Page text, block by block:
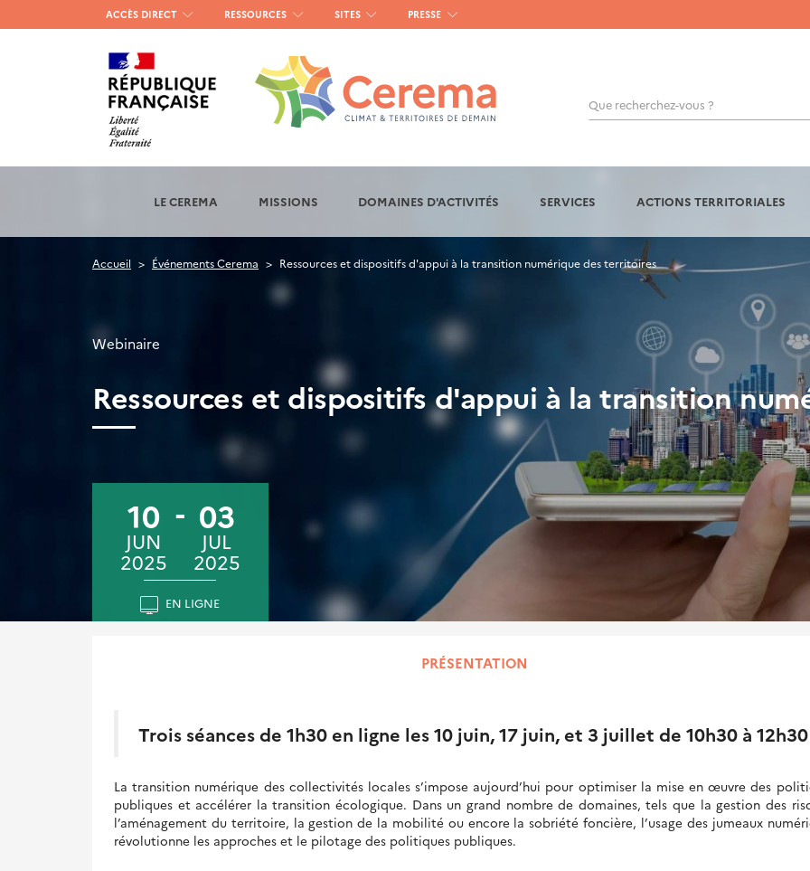
Menu
haut
gauche
ACCÈS DIRECT RESSOURCES SITES PRESSE
Que recherchez-vous ?
OK
LE CEREMA MISSIONS DOMAINES D'ACTIVITÉS SERVICES ACTIONS TERRITORIALES
Accueil Événements Cerema Ressources et dispositifs d'appui à la transition numérique des territoires
Webinaire
Ressources et dispositifs d'appui à la transition
10
JUN
2025
03
JUL
2025
EN LIGNE
PRÉSENTATION
Trois séances de 1h30 en ligne les 10 juin, 17 juin, et 3 juillet de 10h30 à 12h30
La transition numérique des collectivités locales s’impose aujourd’hui pour optimiser la mise en œuvre des
publiques et accélérer la transition écologique. Dans un grand nombre de domaines, tels que la gestion des
l’aménagement du territoire, la gestion de la mobilité ou encore la sobriété foncière, l’usage des jumeaux
révolutionne les approches et le pilotage des politiques publiques.